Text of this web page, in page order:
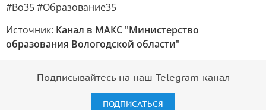
#Во35 #Образование35
Источник: Канал в МАКС "Министерство
образования Вологодской области"
Подписывайтесь на наш Telegram-канал
ПОДПИСАТЬСЯ